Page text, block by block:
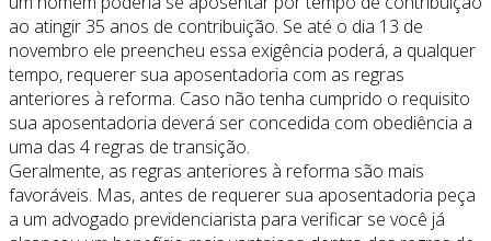
ao atingir 35 anos de contribuição. Se até o dia 13 de
novembro ele preencheu essa exigência poderá, a qualquer
tempo, requerer sua aposentadoria com as regras
anteriores à reforma. Caso não tenha cumprido o requisito
sua aposentadoria deverá ser concedida com obediência a
uma das 4 regras de transição.
Geralmente, as regras anteriores à reforma são mais
favoráveis. Mas, antes de requerer sua aposentadoria peça
a um advogado previdenciarista para verificar se você já